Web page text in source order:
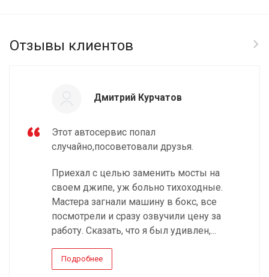
Отзывы клиентов
Дмитрий Курчатов
Этот автосервис попал
случайно,посоветовали друзья.
Приехал с целью заменить мосты на
своем джипе, уж больно тихоходные.
Мастера загнали машину в бокс, все
посмотрели и сразу озвучили цену за
работу. Сказать, что я был удивлен,...
Подробнее